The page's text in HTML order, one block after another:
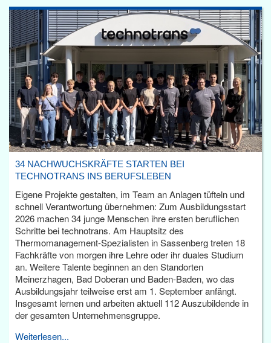
34 NACHWUCHSKRÄFTE STARTEN BEI
TECHNOTRANS INS BERUFSLEBEN
Eigene Projekte gestalten, im Team an Anlagen tüfteln und
schnell Verantwortung übernehmen: Zum Ausbildungsstart
2026 machen 34 junge Menschen ihre ersten beruflichen
Schritte bei technotrans. Am Hauptsitz des
Thermomanagement-Spezialisten in Sassenberg treten 18
Fachkräfte von morgen ihre Lehre oder ihr duales Studium
an. Weitere Talente beginnen an den Standorten
Meinerzhagen, Bad Doberan und Baden-Baden, wo das
Ausbildungsjahr teilweise erst am 1. September anfängt.
Insgesamt lernen und arbeiten aktuell 112 Auszubildende in
der gesamten Unternehmensgruppe.
Weiterlesen...